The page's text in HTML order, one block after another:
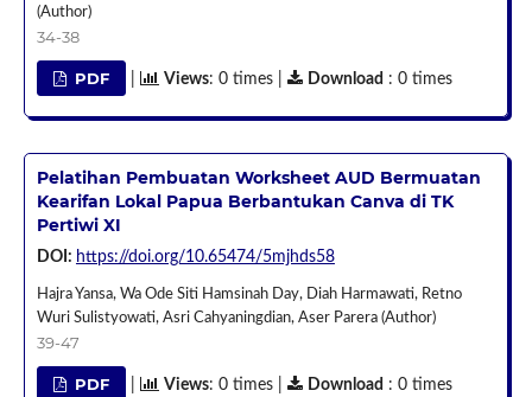
(Author)
34-38
PDF Views: 0 times | Download : 0 times
Pelatihan Pembuatan Worksheet AUD Bermuatan
Kearifan Lokal Papua Berbantukan Canva di TK
Pertiwi XI
DOI: https://doi.org/10.65474/5mjhds58
Hajra Yansa, Wa Ode Siti Hamsinah Day, Diah Harmawati, Retno
Wuri Sulistyowati, Asri Cahyaningdian, Aser Parera (Author)
39-47
PDF Views: 0 times | Download : 0 times